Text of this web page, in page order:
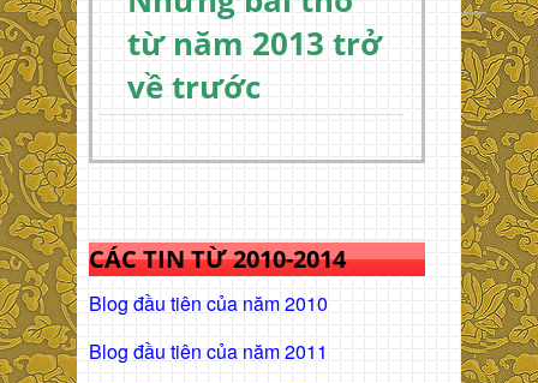
từ năm 2013 trở
về trước
CÁC TIN TỪ 2010-2014
Blog đầu tiên của năm 2010
Blog đầu tiên của năm 2011